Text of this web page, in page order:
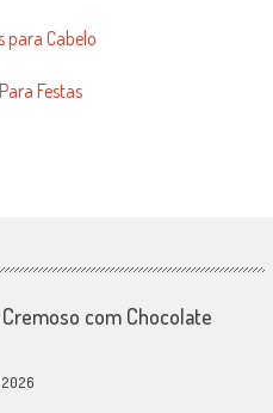
para Cabelo
Festas
com Chocolate